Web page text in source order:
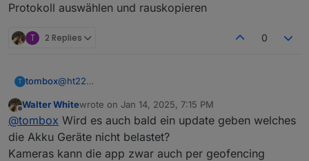
Protokoll auswählen und rauskopieren
T 2 Replies 0
T tombox@ht22
Experten Ansicht
Instanz auf info klicken und log level auf debug setzen
Instanz neustarten
Protokoll auswählen und rauskopieren
Offline
Walter Whitewrote on Jan 14, 2025, 7:15 PM
last edited by
@tombox Wird es auch bald ein update geben welches
die Akku Geräte nicht belastet?
Kameras kann die app zwar auch per geofencing